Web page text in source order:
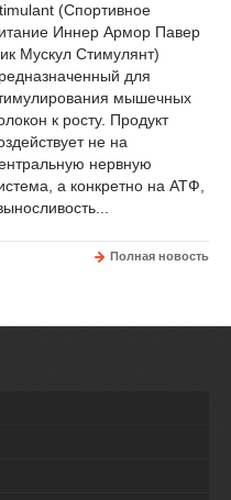
(Спортивное
Иннер Армор Павер
Мускул Стимулянт)
для
мышечных
к росту. Продукт
не на
нервную
а конкретно на АТФ,
Полная новость